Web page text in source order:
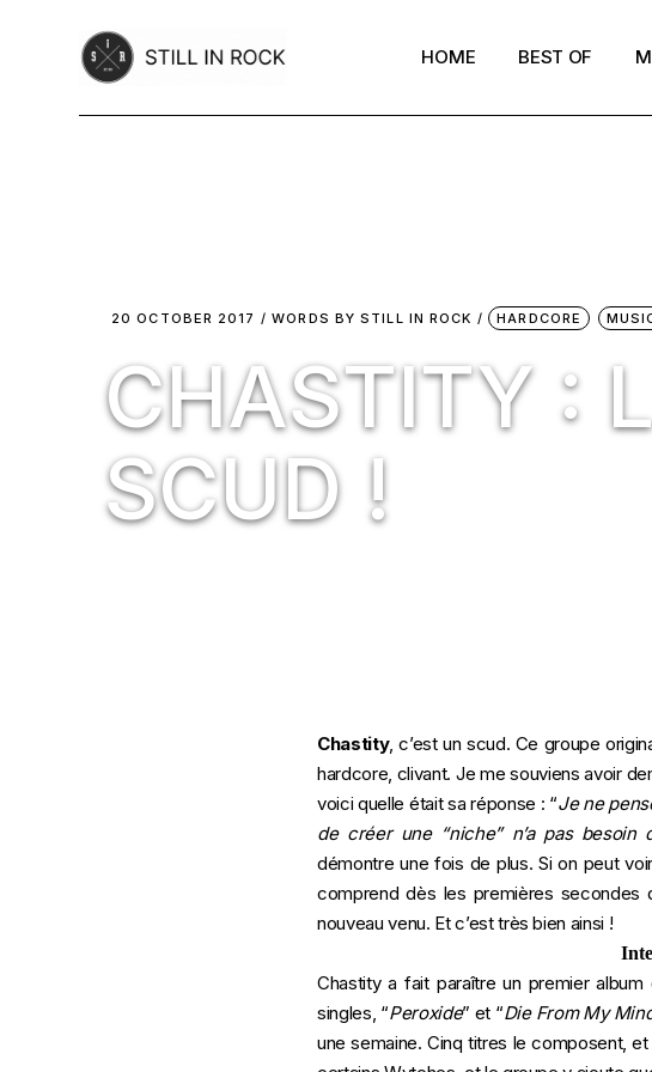
HOME BEST OF
20 OCTOBER 2017 WORDS BYSTILL IN ROCK HARDCORE
CHASTITY :
SCUD !
Chastity, c’est un scud. Ce groupe
hardcore, clivant. Je me souviens avoir
voici quelle était sa réponse : “Je ne
de créer une “niche” n’a pas besoin
démontre une fois de plus. Si on peut
comprend dès les premières secondes
nouveau venu. Et c’est très bien ainsi !
Chastity a fait paraître un premier
singles, “Peroxide” et “Die From My
une semaine. Cinq titres le composent,